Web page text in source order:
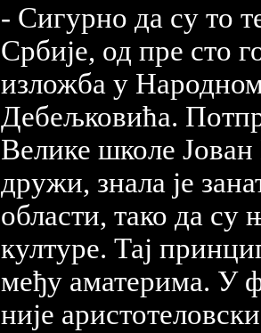
- Сигурно да су то
Србије, од пре сто
изложба у
Дебељковића.
Велике школе Јован
дружи, знала је
области, тако да
културе. Тај
међу аматерима. У
није